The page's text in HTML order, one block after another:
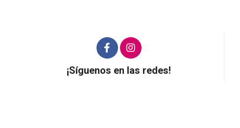
¡Síguenos en las redes!